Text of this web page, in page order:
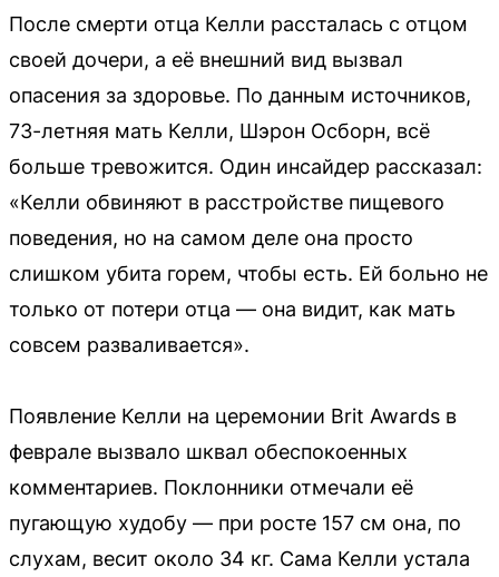
После смерти отца Келли рассталась с отцом
своей дочери, а её внешний вид вызвал
опасения за здоровье. По данным источников,
73-летняя мать Келли, Шэрон Осборн, всё
больше тревожится. Один инсайдер рассказал:
«Келли обвиняют в расстройстве пищевого
поведения, но на самом деле она просто
слишком убита горем, чтобы есть. Ей больно не
только от потери отца — она видит, как мать
совсем разваливается».
Появление Келли на церемонии Brit Awards в
феврале вызвало шквал обеспокоенных
комментариев. Поклонники отмечали её
пугающую худобу — при росте 157 см она, по
слухам, весит около 34 кг. Сама Келли устала